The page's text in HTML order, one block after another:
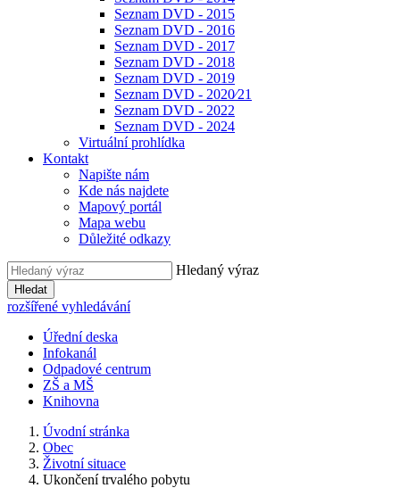
Seznam DVD - 2015
Seznam DVD - 2016
Seznam DVD - 2017
Seznam DVD - 2018
Seznam DVD - 2019
Seznam DVD - 2020⁄21
Seznam DVD - 2022
Seznam DVD - 2024
Virtuální prohlídka
Kontakt
Napište nám
Kde nás najdete
Mapový portál
Mapa webu
Důležité odkazy
Hledaný výraz
Hledat
rozšířené vyhledávání
Úřední deska
Infokanál
Odpadové centrum
ZŠ a MŠ
Knihovna
Úvodní stránka
Obec
Životní situace
Ukončení trvalého pobytu